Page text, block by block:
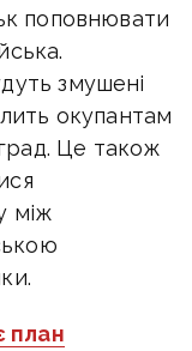
поповнювати
змушені
окупантам
Це також
між
план